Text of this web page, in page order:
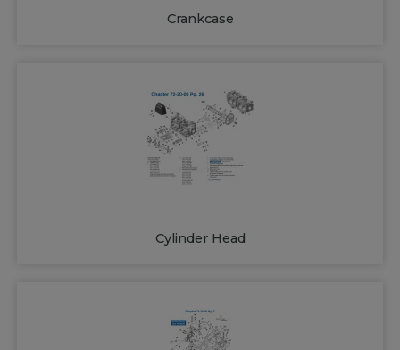
Crankcase
Cylinder Head